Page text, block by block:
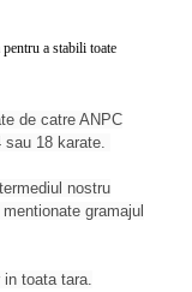
a stabili toate
de catre ANPC
sau 18 karate.
nostru
gramajul
toata tara.